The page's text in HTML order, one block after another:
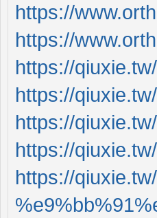
https://
https://
https://qiuxie.tw/
https://qiuxie.tw/
https://
https://qiuxie.tw/
https://